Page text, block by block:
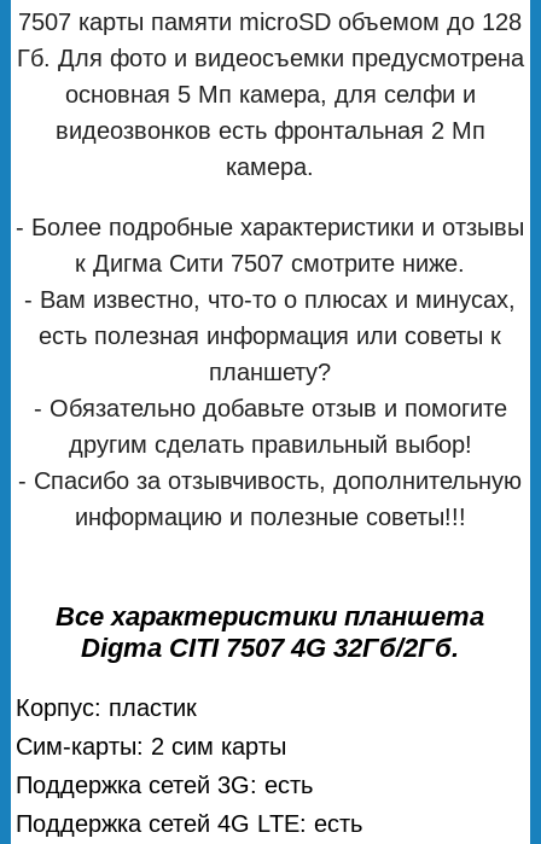
7507 карты памяти microSD объемом до 128
Гб. Для фото и видеосъемки предусмотрена
основная 5 Мп камера, для селфи и
видеозвонков есть фронтальная 2 Мп
камера.
- Более подробные характеристики и отзывы
к Дигма Сити 7507 смотрите ниже.
- Вам известно, что-то о плюсах и минусах,
есть полезная информация или советы к
планшету?
- Обязательно добавьте отзыв и помогите
другим сделать правильный выбор!
- Спасибо за отзывчивость, дополнительную
информацию и полезные советы!!!
Все характеристики планшета
Digma CITI 7507 4G 32Гб/2Гб.
Корпус: пластик
Сим-карты: 2 сим карты
Поддержка сетей 3G: есть
Поддержка сетей 4G LTE: есть